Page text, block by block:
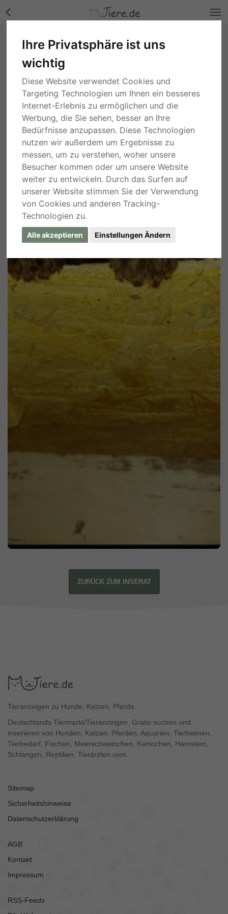
Ihre Privatsphäre ist uns
wichtig
Diese Website verwendet Cookies und
Targeting Technologien um Ihnen ein besseres
Internet-Erlebnis zu ermöglichen und die
Werbung, die Sie sehen, besser an Ihre
Bedürfnisse anzupassen. Diese Technologien
nutzen wir außerdem um Ergebnisse zu
messen, um zu verstehen, woher unsere
Besucher kommen oder um unsere Website
weiter zu entwickeln. Durch das Surfen auf
unserer Website stimmen Sie der Verwendung
von Cookies und anderen Tracking-
Technologien zu.
Alle akzeptieren Einstellungen Ändern
Aussiedoodle f1b Welpen - Hündin Bilder
Nordrhein-Westfalen
ZURÜCK ZUM INSERAT
Tieranzeigen zu Hunde, Katzen, Pferde.
Deutschlands Tiermarkt/Tieranzeigen. Gratis suchen und
inserieren von Hunden, Katzen, Pferden, Aquarien, Tierheimen,
Tierbedarf, Fischen, Meerschweinchen, Kaninchen, Hamstern,
Schlangen, Reptilien, Tierärzten uvm.
Sitemap
Sicherheitshinweise
Datenschutzerklärung
AGB
Kontakt
Impressum
RSS-Feeds